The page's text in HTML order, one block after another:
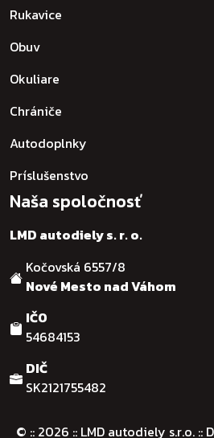
Rukavice
Obuv
Okuliare
Chrániče
Autodoplnky
Príslušenstvo
Naša spoločnosť
LMD autodiely s. r. o.
Kočovská 6557/8
Nové Mesto nad Váhom
IČO
54684153
DIČ
SK2121755482
© :: 2026 :: LMD autodiely s.r.o. ::